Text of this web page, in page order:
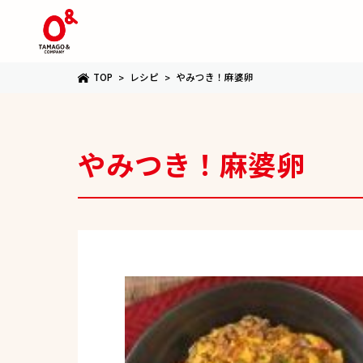
TOP レシピ やみつき！麻婆卵
やみつき！麻婆卵